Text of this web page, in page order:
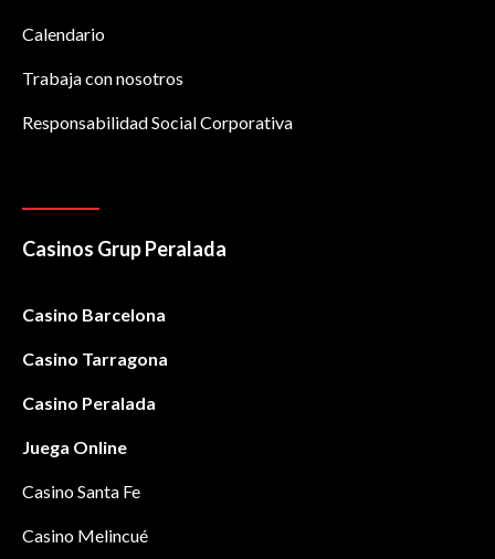
Calendario
Trabaja con nosotros
Responsabilidad Social Corporativa
Casinos Grup Peralada
Casino Barcelona
Casino Tarragona
Casino Peralada
Juega Online
Casino Santa Fe
Casino Melincué